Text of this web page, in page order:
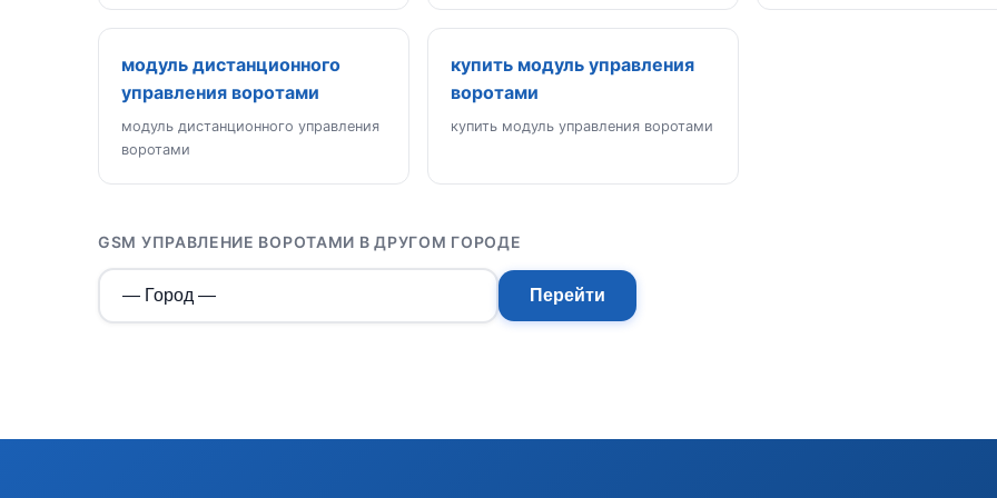
модуль дистанционного
управления воротами
модуль дистанционного управления
воротами
купить модуль управления
воротами
купить модуль управления воротами
GSM УПРАВЛЕНИЕ ВОРОТАМИ В ДРУГОМ ГОРОДЕ
Перейти